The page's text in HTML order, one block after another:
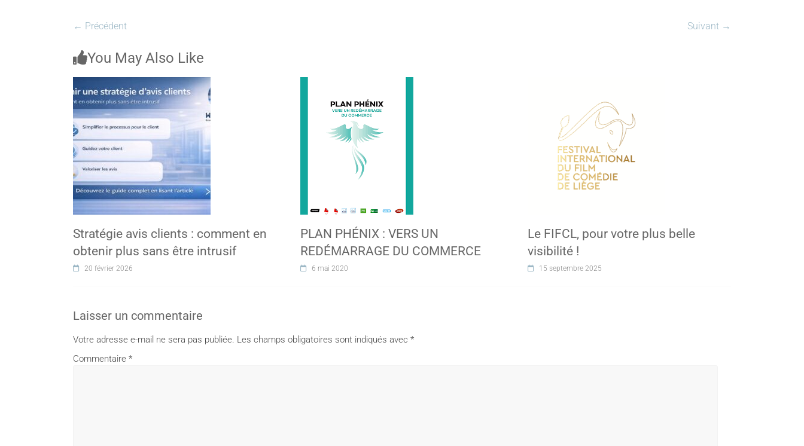
← Précédent Suivant →
You May Also Like
Stratégie avis clients : comment en
obtenir plus sans être intrusif
20 février 2026
PLAN PHÉNIX : VERS UN
REDÉMARRAGE DU COMMERCE
6 mai 2020
Le FIFCL, pour votre plus belle
visibilité !
15 septembre 2025
Laisser un commentaire
Votre adresse e-mail ne sera pas publiée. Les champs obligatoires sont indiqués avec *
Commentaire *